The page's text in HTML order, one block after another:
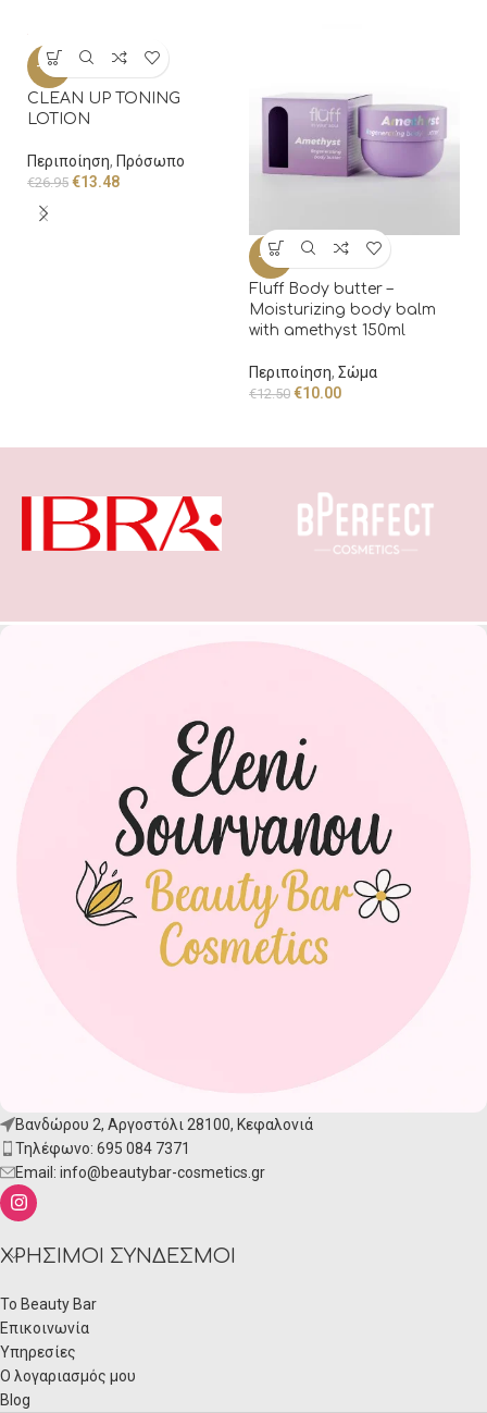
-50%
CLEAN UP TONING
LOTION
Περιποίηση, Πρόσωπο
€26.95 €13.48
-20%
Fluff Body butter –
Moisturizing body balm
with amethyst 150ml
Περιποίηση, Σώμα
€12.50 €10.00
Βανδώρου 2, Αργοστόλι 28100, Κεφαλονιά
Τηλέφωνο: 695 084 7371
Email: info@beautybar-cosmetics.gr
ΧΡΉΣΙΜΟΙ ΣΎΝΔΕΣΜΟΙ
Το Beauty Bar
Επικοινωνία
Υπηρεσίες
Ο λογαριασμός μου
Blog